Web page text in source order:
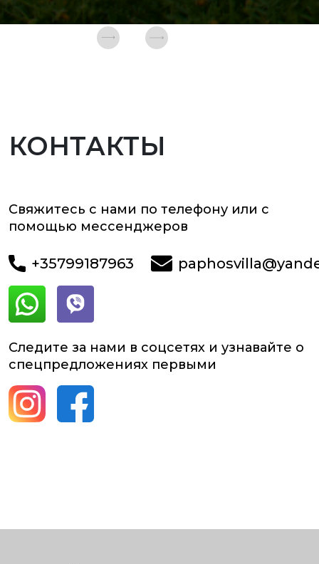
КОНТАКТЫ
Свяжитесь с нами по телефону или с
помощью мессенджеров
+35799187963
Следите за нами в соцсетях и узнавайте о
спецпредложениях первыми